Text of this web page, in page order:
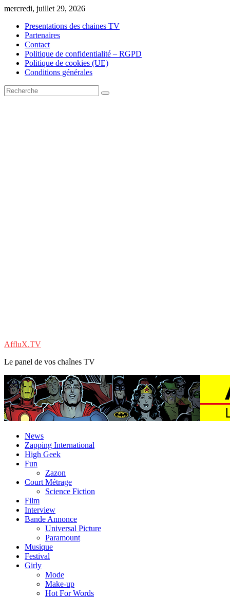
Skip
content
mercredi, juillet 29, 2026
Presentations des chaines TV
Partenaires
Contact
Politique de confidentialité – RGPD
Politique de cookies (UE)
Conditions générales
AffluX.TV
Le panel de vos chaînes TV
News
Zapping International
High Geek
Fun
Zazon
Court Métrage
Science Fiction
Film
Interview
Bande Annonce
Universal Picture
Paramount
Musique
Festival
Girly
Mode
Make-up
Hot For Words